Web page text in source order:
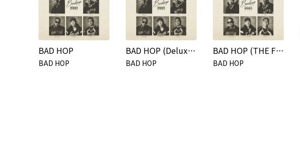
BAD HOP
BAD HOP
BAD HOP (Deluxe Edition)
BAD HOP
BAD HOP (THE FINAL Edition)
BAD HOP